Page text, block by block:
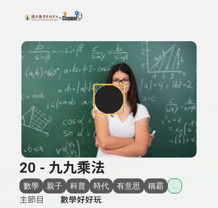
上方功能區塊
搜尋關鍵字：可輸入節目名稱、主持人或關鍵字
20 - 九九乘法
數學 親子 科普 時代 有意思 稱霸 ...
主節目
數學好好玩